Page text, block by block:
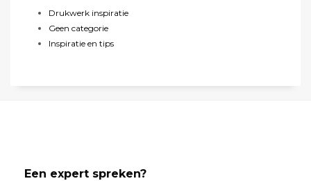
Drukwerk inspiratie
Geen categorie
Inspiratie en tips
Een expert spreken?